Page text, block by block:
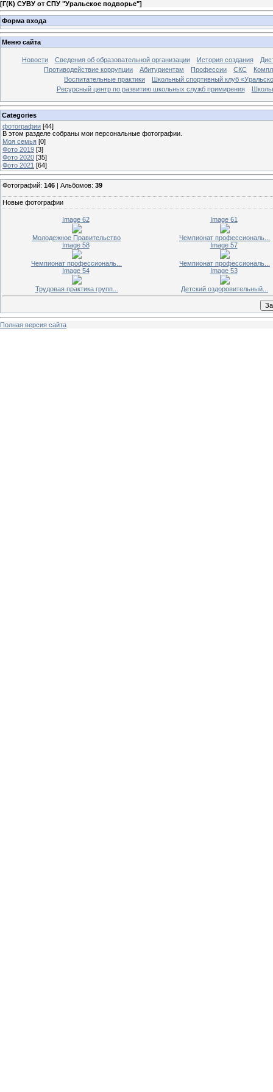
[Г(К) СУВУ от СПУ "Уральское подворье"]
Форма входа
Меню сайта
Новости Сведения об образовательной организации История создания
Противодействие коррупции
Абитуриентам Профессии СКС
Воспитательные практики
Школьный спортивный клуб
Ресурсный центр по развитию школьных служб примирения
Categories
фотографии [44]
В этом разделе собраны мои персональные фотографии.
Моя семья [0]
Фото 2019 [3]
Фото 2020 [35]
Фото 2021 [64]
Фотографий: 146 | Альбомов: 39
Новые фотографии
Image 62
Молодежное Правительство
Image 61
Чемпионат профессиональ...
Image 58
Чемпионат профессиональ...
Image 57
Чемпионат профессиональ...
Image 54
Трудовая практика групп...
Image 53
Детский оздоровительный...
Полная версия сайта